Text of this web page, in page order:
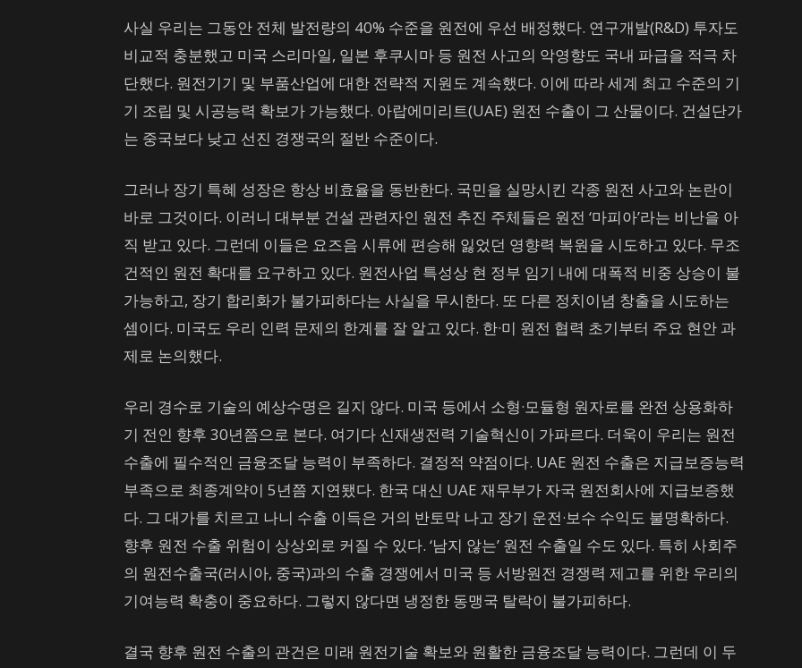
사실 우리는 그동안 전체 발전량의 40% 수준을 원전에 우선 배정했다. 연구개발(R&D) 투자도
비교적 충분했고 미국 스리마일, 일본 후쿠시마 등 원전 사고의 악영향도 국내 파급을 적극 차
단했다. 원전기기 및 부품산업에 대한 전략적 지원도 계속했다. 이에 따라 세계 최고 수준의 기
기 조립 및 시공능력 확보가 가능했다. 아랍에미리트(UAE) 원전 수출이 그 산물이다. 건설단가
는 중국보다 낮고 선진 경쟁국의 절반 수준이다.
그러나 장기 특혜 성장은 항상 비효율을 동반한다. 국민을 실망시킨 각종 원전 사고와 논란이
바로 그것이다. 이러니 대부분 건설 관련자인 원전 추진 주체들은 원전 ‘마피아’라는 비난을 아
직 받고 있다. 그런데 이들은 요즈음 시류에 편승해 잃었던 영향력 복원을 시도하고 있다. 무조
건적인 원전 확대를 요구하고 있다. 원전사업 특성상 현 정부 임기 내에 대폭적 비중 상승이 불
가능하고, 장기 합리화가 불가피하다는 사실을 무시한다. 또 다른 정치이념 창출을 시도하는
셈이다. 미국도 우리 인력 문제의 한계를 잘 알고 있다. 한·미 원전 협력 초기부터 주요 현안 과
제로 논의했다.
우리 경수로 기술의 예상수명은 길지 않다. 미국 등에서 소형·모듈형 원자로를 완전 상용화하
기 전인 향후 30년쯤으로 본다. 여기다 신재생전력 기술혁신이 가파르다. 더욱이 우리는 원전
수출에 필수적인 금융조달 능력이 부족하다. 결정적 약점이다. UAE 원전 수출은 지급보증능력
부족으로 최종계약이 5년쯤 지연됐다. 한국 대신 UAE 재무부가 자국 원전회사에 지급보증했
다. 그 대가를 치르고 나니 수출 이득은 거의 반토막 나고 장기 운전·보수 수익도 불명확하다.
향후 원전 수출 위험이 상상외로 커질 수 있다. ‘남지 않는’ 원전 수출일 수도 있다. 특히 사회주
의 원전수출국(러시아, 중국)과의 수출 경쟁에서 미국 등 서방원전 경쟁력 제고를 위한 우리의
기여능력 확충이 중요하다. 그렇지 않다면 냉정한 동맹국 탈락이 불가피하다.
결국 향후 원전 수출의 관건은 미래 원전기술 확보와 원활한 금융조달 능력이다. 그런데 이 두